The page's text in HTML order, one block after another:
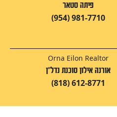
פיתה סטאר
(954) 981-7710
Orna Eilon Realtor
אורנה אילון סוכנת נדל"ן
(818) 612-8771